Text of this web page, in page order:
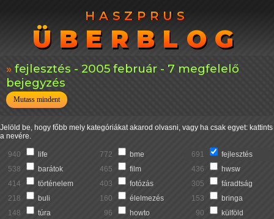
HASZPRUS
ÜBERBLOG
HASZPRUS
ÜBERBLOG
fejlesztés - 2005 február - 7 megfelelő
bejegyzés
Mutass mindent
Jelöld be, hogy főbb mely kategóriákat akarod olvasni, vagy ha csak egyet: kattints
a nevére.
940 life 772 bme 691
fejlesztés
538
barátok 465 film 436
hwsw
414
történelem 403 fotózás 305
fáradtság
218
buli 160 élelmezés 153
bringa
148
túra 96 howto 90
külföld